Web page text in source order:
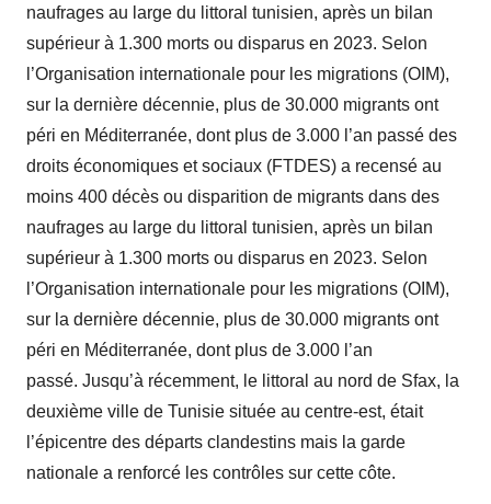
naufrages au large du littoral tunisien, après un bilan
supérieur à 1.300 morts ou disparus en 2023. Selon
l’Organisation internationale pour les migrations (OIM),
sur la dernière décennie, plus de 30.000 migrants ont
péri en Méditerranée, dont plus de 3.000 l’an passé des
droits économiques et sociaux (FTDES) a recensé au
moins 400 décès ou disparition de migrants dans des
naufrages au large du littoral tunisien, après un bilan
supérieur à 1.300 morts ou disparus en 2023. Selon
l’Organisation internationale pour les migrations (OIM),
sur la dernière décennie, plus de 30.000 migrants ont
péri en Méditerranée, dont plus de 3.000 l’an
passé. Jusqu’à récemment, le littoral au nord de Sfax, la
deuxième ville de Tunisie située au centre-est, était
l’épicentre des départs clandestins mais la garde
nationale a renforcé les contrôles sur cette côte.